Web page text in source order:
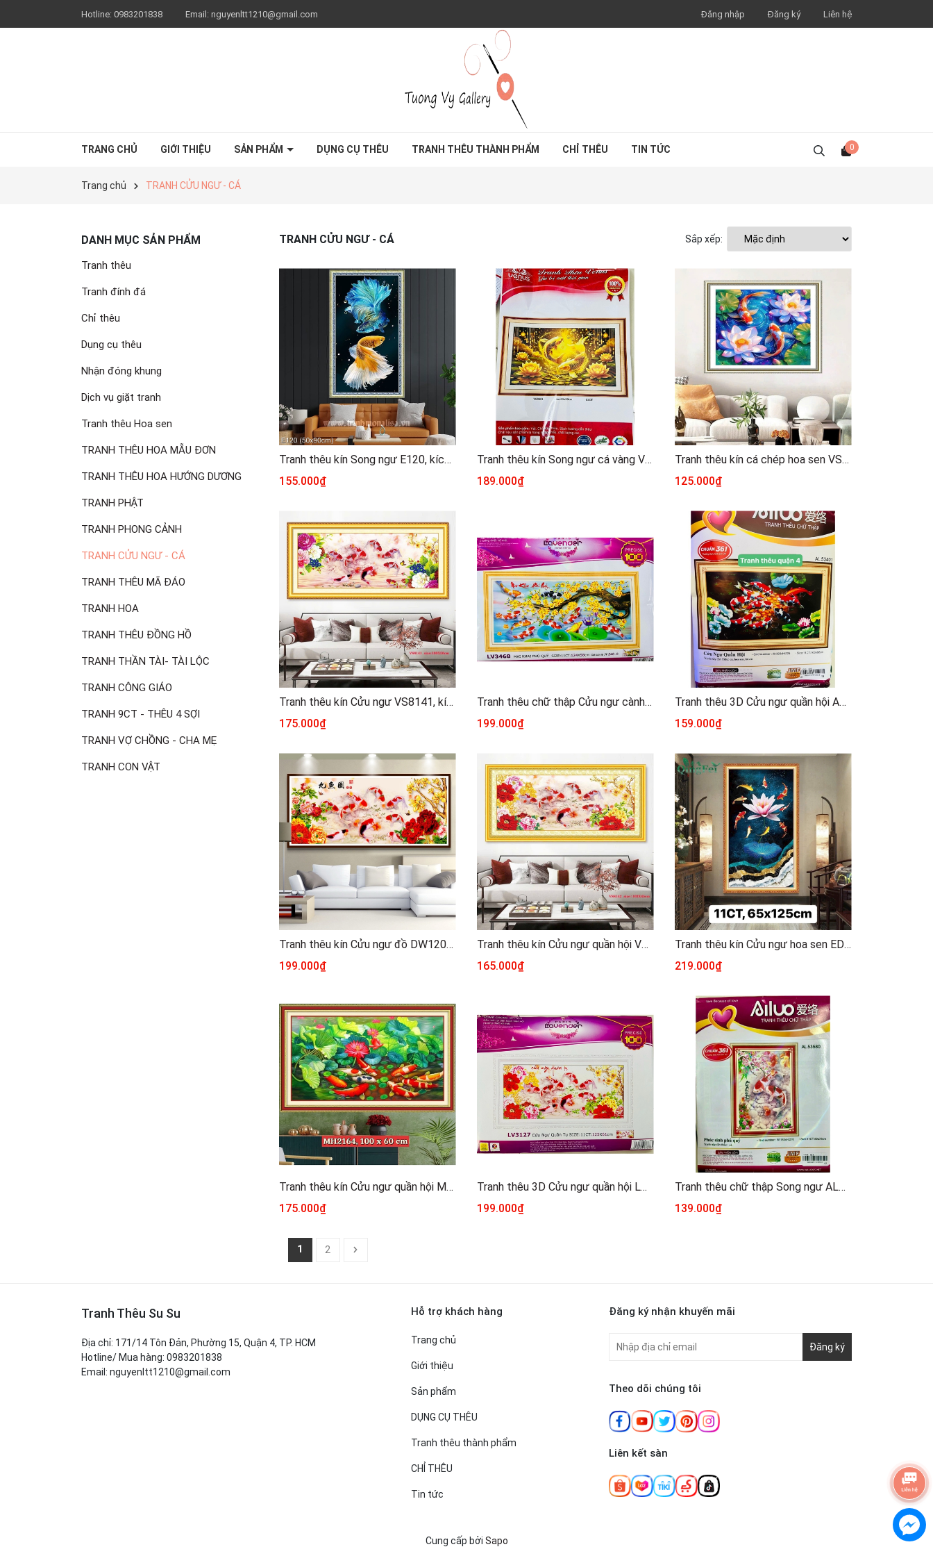
Hotline: 0983201838 Email: nguyenltt1210@gmail.com Đăng nhập Đăng ký Liên hệ
TRANG CHỦ GIỚI THIỆU SẢN PHẨM DỤNG CỤ THÊU TRANH THÊU THÀNH PHẨM CHỈ THÊU TIN TỨC 0
Trang chủ TRANH CỬU NGƯ - CÁ
DANH MỤC SẢN PHẨM
Tranh thêu
Tranh đính đá
Chỉ thêu
Dụng cụ thêu
Nhận đóng khung
Dịch vụ giặt tranh
Tranh thêu Hoa sen
TRANH THÊU HOA MẪU ĐƠN
TRANH THÊU HOA HƯỚNG DƯƠNG
TRANH PHẬT
TRANH PHONG CẢNH
TRANH CỬU NGƯ - CÁ
TRANH THÊU MÃ ĐÁO
TRANH HOA
TRANH THÊU ĐỒNG HỒ
TRANH THẦN TÀI- TÀI LỘC
TRANH CÔNG GIÁO
TRANH 9CT - THÊU 4 SỢI
TRANH VỢ CHỒNG - CHA MẸ
TRANH CON VẬT
TRANH CỬU NGƯ - CÁ Sắp xếp:
Tranh thêu kín Song ngư E120, kích thước 50 x 90 cm
155.000₫
Tranh thêu kín Song ngư cá vàng VS8401, kích thước 60x 90 cm
189.000₫
Tranh thêu kín cá chép hoa sen VS8827, kích thước 50 x 50 cm
125.000₫
Tranh thêu kín Cửu ngư VS8141, kích thước 100 x 50 cm
175.000₫
Tranh thêu chữ thập Cửu ngư cành mai vàng LV3468, kích thước 124 x 58 cm
199.000₫
Tranh thêu 3D Cửu ngư quần hội AL53401, kích thước 100 x 50 cm
159.000₫
Tranh thêu kín Cửu ngư đồ DW1206, kích thước 120x 52 cm
199.000₫
Tranh thêu kín Cửu ngư quần hội VS8142, kích thước 103 x 45 cm
165.000₫
Tranh thêu kín Cửu ngư hoa sen EDB119, kt 125 x 65 cm
219.000₫
Tranh thêu kín Cửu ngư quần hội MH2164, kích thước 100*60 cm
175.000₫
Tranh thêu 3D Cửu ngư quần hội LV3127, kích thước 125 x 60 cm
199.000₫
Tranh thêu chữ thập Song ngư AL53580, thêu 3D
139.000₫
1 2
Tranh Thêu Su Su
Địa chỉ: 171/14 Tôn Đản, Phường 15, Quận 4, TP. HCM
Hotline/ Mua hàng: 0983201838
Email: nguyenltt1210@gmail.com
Hỗ trợ khách hàng
Trang chủ
Giới thiệu
Sản phẩm
DỤNG CỤ THÊU
Tranh thêu thành phẩm
CHỈ THÊU
Tin tức
Đăng ký nhận khuyến mãi
Đăng ký
Theo dõi chúng tôi
Liên kết sàn
Cung cấp bởi Sapo